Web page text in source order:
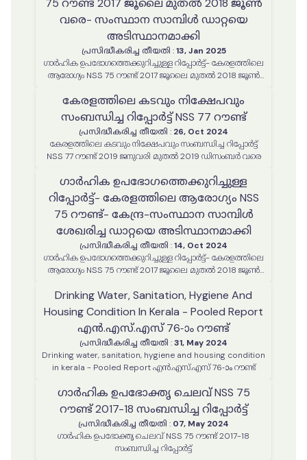
വരെ- സംസ്ഥാന സാമ്പിൾ ഡാറ്റയെ
അടിസ്ഥാനമാക്കി
പ്രസിദ്ധീകരിച്ച തീയതി : 13, Jan 2025
ഗാർഹിക ഉപഭോഗത്തെക്കുറിച്ചുള്ള റിപ്പോർട്ട്- കേരളത്തിലെ
ആരോഗ്യം NSS 75 റൗണ്ട് 2017 ജൂലൈ മുതൽ 2018 ജൂൺ
കേരളത്തിലെ കടവും നിക്ഷേപവും
സംബന്ധിച്ച റിപ്പോർട്ട് NSS 77 റൗണ്ട്
പ്രസിദ്ധീകരിച്ച തീയതി : 26, Oct 2024
കേരളത്തിലെ കടവും നിക്ഷേപവും സംബന്ധിച്ച റിപ്പോർട്ട്
NSS 77 റൗണ്ട് 2019 ജനുവരി മുതൽ 2019 ഡിസംബർ വരെ
ഗാർഹിക ഉപഭോഗത്തെക്കുറിച്ചുള്ള
റിപ്പോർട്ട്- കേരളത്തിലെ ആരോഗ്യം NSS
75 റൗണ്ട്- കേന്ദ്ര-സംസ്ഥാന സാമ്പിൾ
ശേഖരിച്ച ഡാറ്റയെ അടിസ്ഥാനമാക്കി
പ്രസിദ്ധീകരിച്ച തീയതി :14, Oct 2024
ഗാർഹിക ഉപഭോഗത്തെക്കുറിച്ചുള്ള റിപ്പോർട്ട്- കേരളത്തിലെ
ആരോഗ്യം NSS 75 റൗണ്ട് 2017 ജൂലൈ മുതൽ 2018 ജൂൺ
അടിസ്ഥാനമാക്കി
Drinking Water, Sanitation, Hygiene And
Housing Condition In Kerala - Pooled Report
എൻ.എസ്.എസ് 76-ാം റൗണ്ട്
പ്രസിദ്ധീകരിച്ച തീയതി :31, May 2024
Drinking water, sanitation, hygiene and housing condition
in kerala - Pooled Report എൻ.എസ്.എസ് 76-ാം റൗണ്ട്
ഗാർഹിക ഉപഭോക്തൃ ചെലവ് NSS 75
റൗണ്ട് 2017-18 സംബന്ധിച്ച റിപ്പോർട്ട്
പ്രസിദ്ധീകരിച്ച തീയതി : 07, May 2024
ഗാർഹിക ഉപഭോക്തൃ ചെലവ് NSS 75 റൗണ്ട് 2017-18
സംബന്ധിച്ച റിപ്പോർട്ട്